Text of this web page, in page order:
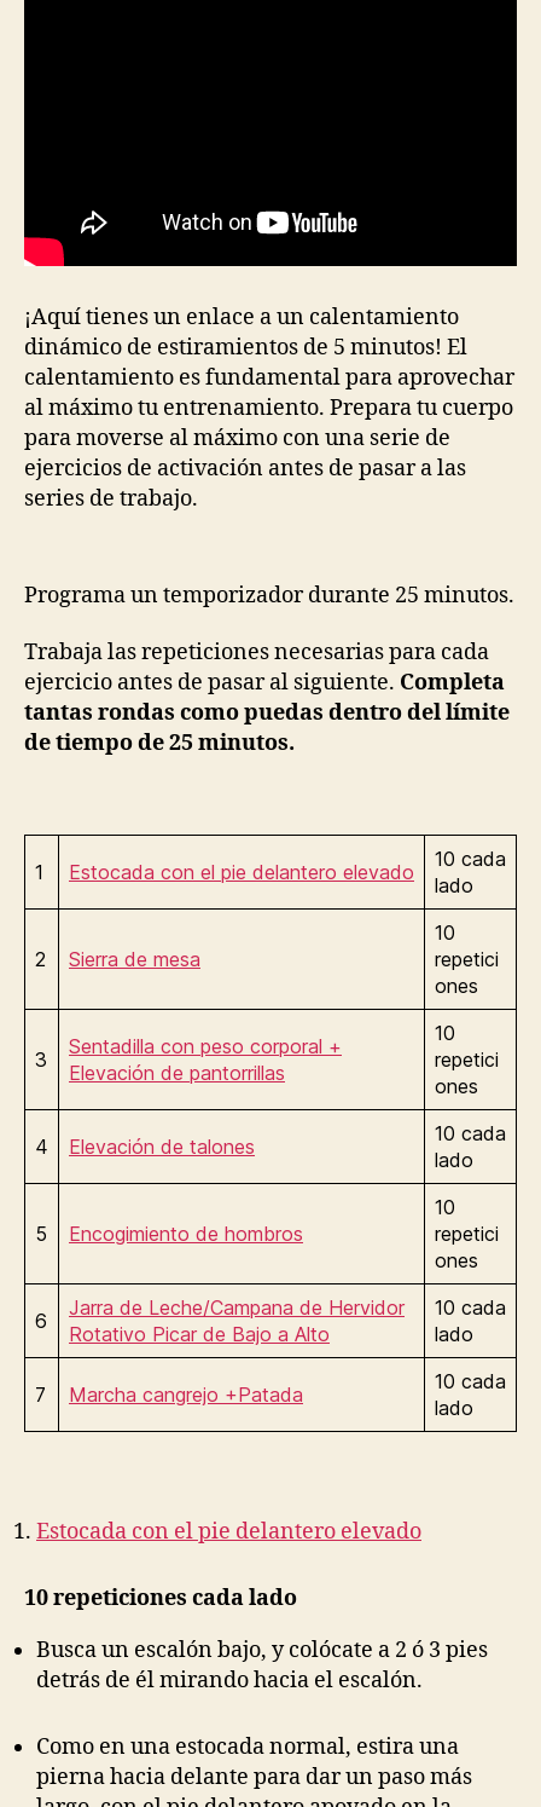
¡Aquí tienes un enlace a un calentamiento
dinámico de estiramientos de 5 minutos! El
calentamiento es fundamental para aprovechar
al máximo tu entrenamiento. Prepara tu cuerpo
para moverse al máximo con una serie de
ejercicios de activación antes de pasar a las
series de trabajo.
Programa un temporizador durante 25 minutos.
Trabaja las repeticiones necesarias para cada
ejercicio antes de pasar al siguiente. Completa
tantas rondas como puedas dentro del límite
de tiempo de 25 minutos.
1 Estocada con el pie delantero elevado
10 cada
lado
2 Sierra de mesa
10
repetici
ones
3
Sentadilla con peso corporal +
Elevación de pantorrillas
10
repetici
ones
4 Elevación de talones
10 cada
lado
5 Encogimiento de hombros
10
repetici
ones
6
Jarra de Leche/Campana de Hervidor
Rotativo Picar de Bajo a Alto
10 cada
lado
7 Marcha cangrejo +Patada
10 cada
lado
Estocada con el pie delantero elevado
10 repeticiones cada lado
Busca un escalón bajo, y colócate a 2 ó 3 pies
detrás de él mirando hacia el escalón.
Como en una estocada normal, estira una
pierna hacia delante para dar un paso más